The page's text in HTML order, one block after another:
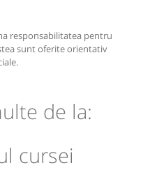
responsabilitatea pentru
sunt oferite orientativ
de la:
cursei